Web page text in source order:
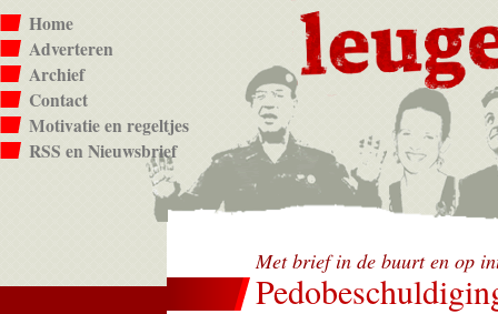
Home
Adverteren
Archief
Contact
Motivatie en regeltjes
RSS en Nieuwsbrief
Met brief in de buurt en op